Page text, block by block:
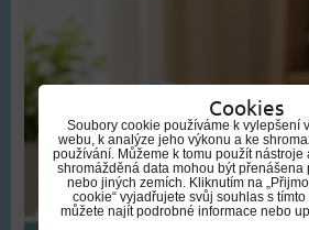
Cookies
Soubory cookie používáme k vylepšení
webu, k analýze jeho výkonu a ke
používání. Můžeme k tomu použít nástroje
shromážděná data mohou být přenášena
nebo jiných zemích. Kliknutím na
cookie“ vyjadřujete svůj souhlas s
můžete najít podrobné informace nebo